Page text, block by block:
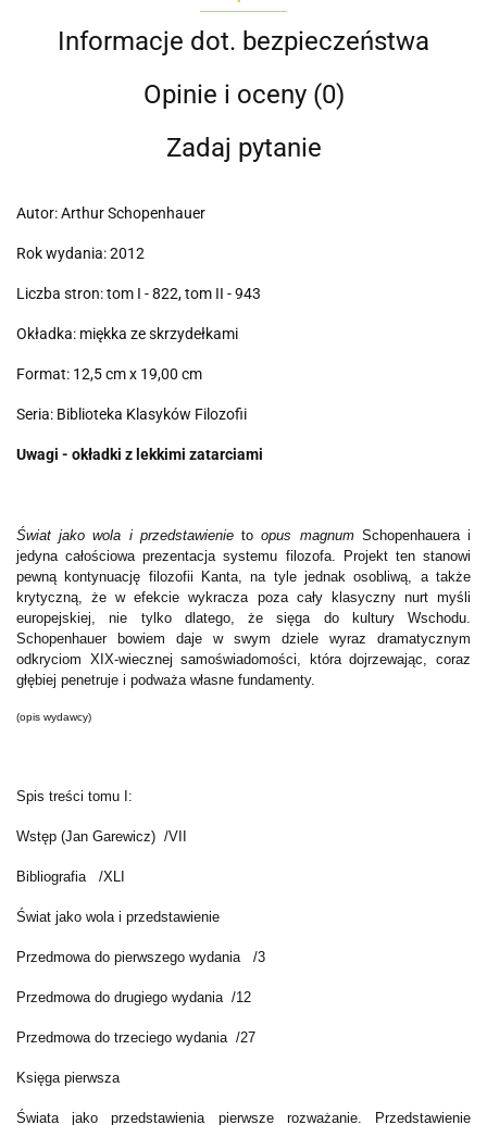
Informacje dot. bezpieczeństwa
Opinie i oceny (0)
Zadaj pytanie
Autor: Arthur Schopenhauer
Rok wydania: 2012
Liczba stron: tom I - 822, tom II - 943
Okładka: miękka ze skrzydełkami
Format: 12,5 cm x 19,00 cm
Seria: Biblioteka Klasyków Filozofii
Uwagi - okładki z lekkimi zatarciami
Świat jako wola i przedstawienietoopus magnumSchopenhauera i
jedyna całościowa prezentacja systemu filozofa. Projekt ten stanowi
pewną kontynuację filozofii Kanta, na tyle jednak osobliwą, a także
krytyczną, że w efekcie wykracza poza cały klasyczny nurt myśli
europejskiej, nie tylko dlatego, że sięga do kultury Wschodu.
Schopenhauer bowiem daje w swym dziele wyraz dramatycznym
odkryciom XIX-wiecznej samoświadomości, która dojrzewając, coraz
głębiej penetruje i podważa własne fundamenty.
(opis wydawcy)
Spis treści tomu I:
Wstęp (Jan Garewicz) /VII
Bibliografia /XLI
Świat jako wola i przedstawienie
Przedmowa do pierwszego wydania /3
Przedmowa do drugiego wydania /12
Przedmowa do trzeciego wydania /27
Księga pierwsza
Świata jako przedstawienia pierwsze rozważanie. Przedstawienie